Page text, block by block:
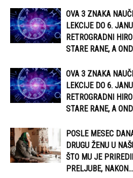
OVA 3 ZNAKA
LEKCIJE DO 6.
RETROGRADNI
STARE RANE, A
OVA 3 ZNAKA
LEKCIJE DO 6.
RETROGRADNI
STARE RANE, A
POSLE MESEC
DRUGU ŽENU U
ŠTO MU JE
PRELJUBE, NAKON...